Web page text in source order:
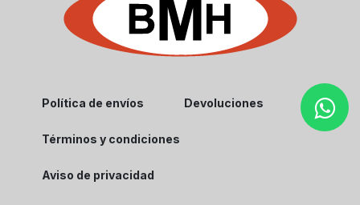
Política de envíos Devoluciones
Términos y condiciones
Aviso de privacidad